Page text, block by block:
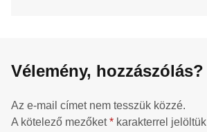
Vélemény, hozzászólás?
Az e-mail címet nem tesszük közzé.
A kötelező mezőket* karakterrel jelöltük